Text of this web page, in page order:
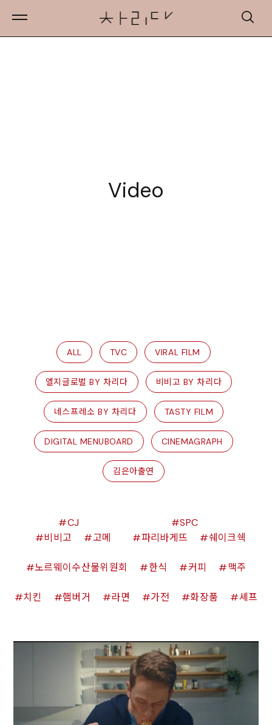
ALL TVC VIRAL FILM
엘지글로벌 BY 차리다 비비고 BY 차리다
네스프레소 BY 차리다 TASTY FILM
DIGITAL MENUBOARD CINEMAGRAPH
김은아출연
CJ
비비고
고메
SPC
파리바게뜨
쉐이크쉑
노르웨이수산물위원회 한식 커피 맥주
치킨 햄버거 라면 가전 화장품 셰프